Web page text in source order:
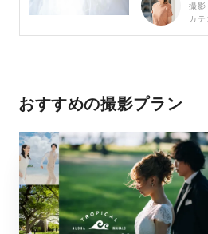
撮影
カテ
おすすめの撮影プラン